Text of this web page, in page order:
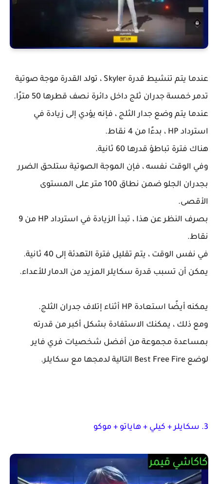
عندما يتم تنشيط قدرة Skyler ، تولد القدرة موجة صوتية
تدمر خمسة جدران ثلج داخل دائرة نصف قطرها 50 مترًا.
عندما يتم وضع جدار الثلج ، فإنه يؤدي إلى زيادة في
استرداد HP ، بدءًا من 4 نقاط.
هناك فترة تباطؤ قدرها 60 ثانية.
وفي الوقت نفسه ، فإن الموجة الصوتية ستلحق الضرر
بجدران الجلو ضمن نطاق 100 متر على المستوى
الأقصى.
بصرف النظر عن هذا ، تبدأ الزيادة في استرداد HP من 9
نقاط.
في نفس الوقت ، يتم تقليل فترة التهدئة إلى 40 ثانية.
يمكن أن تسبب قدرة سكايلر المزيد من الدمار للأعداء.
يمكنه أيضًا استعادة HP أثناء إتلاف جدران الثلج.
ومع ذلك ، يمكنك الاستفادة بشكل أكبر من قدرته
بمساعدة مجموعة من أفضل شخصيات فري فاير
لوضع Best Free Fire التالية لدمجها مع سكايلر.
3. سكايلر + كيلي + هاياتو + موكو